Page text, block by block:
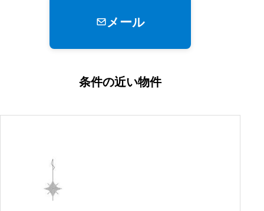
メール
条件の近い物件